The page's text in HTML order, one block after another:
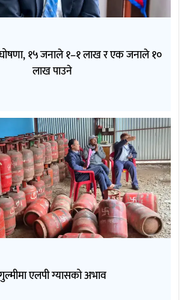
घोषणा, १५ जनाले १–१ लाख र एक जनाले १०
लाख पाउने
एलपी ग्यासको अभाव